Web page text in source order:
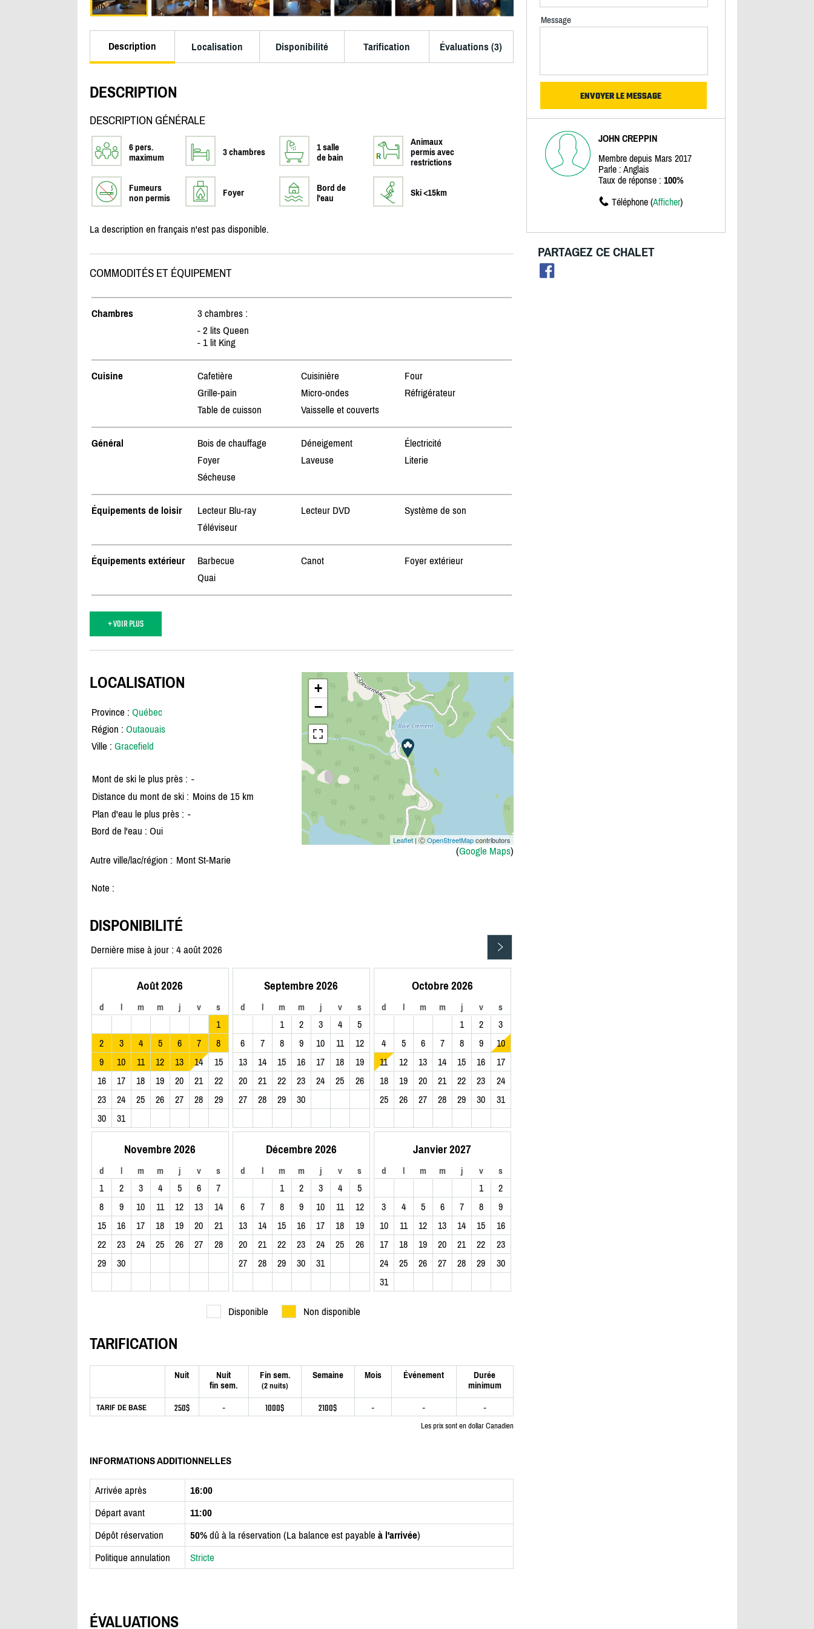
Description Localisation Disponibilité Tarification Évaluations (3)
DESCRIPTION
DESCRIPTION GÉNÉRALE
6 pers.
maximum
3 chambres
1 salle
de bain
Animaux
permis avec
restrictions
Fumeurs
non permis
Foyer
Bord de
l'eau
Ski <15km
La description en français n'est pas disponible.
COMMODITÉS ET ÉQUIPEMENT
Chambres
3 chambres :
- 2 lits Queen
- 1 lit King
Cuisine Cafetière Cuisinière
Four
Grille-pain
Micro-ondes
Réfrigérateur
Table de cuisson
Vaisselle et couverts
Général Bois de chauffage Déneigement
Électricité
Foyer
Laveuse
Literie
Sécheuse
Équipements de loisir Lecteur Blu-ray Lecteur DVD
Système de son
Téléviseur
Équipements extérieur Barbecue Canot
Foyer extérieur
Quai
+ VOIR PLUS
+
−
Leaflet| ⒸOpenStreetMapcontributors
(Google Maps)
LOCALISATION
Province : Québec
Région : Outaouais
Ville : Gracefield
Mont de ski le plus près : -
Distance du mont de ski : Moins de 15 km
Plan d'eau le plus près : -
Bord de l'eau : Oui
Autre ville/lac/région : Mont St-Marie
Note :
DISPONIBILITÉ
Dernière mise à jour : 4 août 2026
Août 2026
d l m m j v s
1
2
3 4 5 6 7
8
9
10 11 12 13 14
15
16
17 18 19 20 21
22
23
24 25 26 27 28
29
30
31
Septembre 2026
d l m m j v s
1 2 3 4
5
6
7 8 9 10 11
12
13
14 15 16 17 18
19
20
21 22 23 24 25
26
27
28 29 30
Octobre 2026
d l m m j v s
1 2
3
4
5 6 7 8 9
10
11
12 13 14 15 16
17
18
19 20 21 22 23
24
25
26 27 28 29 30 31
Novembre 2026
d l m m j v s
1 2 3 4 5 6
7
8
9 10 11 12 13
14
15
16 17 18 19 20
21
22
23 24 25 26 27
28
29
30
Décembre 2026
d l m m j v s
1 2 3 4
5
6
7 8 9 10 11
12
13
14 15 16 17 18
19
20
21 22 23 24 25
26
27
28 29 30 31
Janvier 2027
d l m m j v s
1
2
3
4 5 6 7 8
9
10
11 12 13 14 15
16
17
18 19 20 21 22
23
24
25 26 27 28 29
30
31
Disponible Non disponible
TARIFICATION
Nuit
Nuit
fin sem.
Fin sem.
(2 nuits)
Semaine Mois Événement
Durée
minimum
TARIF DE BASE 250$ - 1000$ 2100$ - - -
Les prix sont en dollar Canadien
INFORMATIONS ADDITIONNELLES
Arrivée après
16:00
Départ avant
11:00
Dépôt réservation
50%dû à la réservation (La balance est payable à l'arrivée)
Politique annulation
Stricte
ÉVALUATIONS
Message
JOHN CREPPIN
Membre depuis Mars 2017
Parle : Anglais
Taux de réponse : 100%
Téléphone (Afficher)
PARTAGEZ CE CHALET